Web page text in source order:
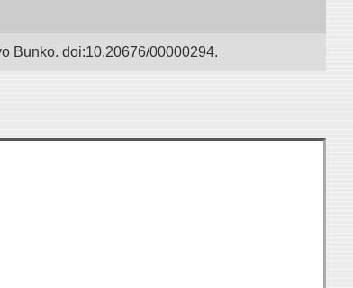
Bunko. doi:10.20676/00000294.